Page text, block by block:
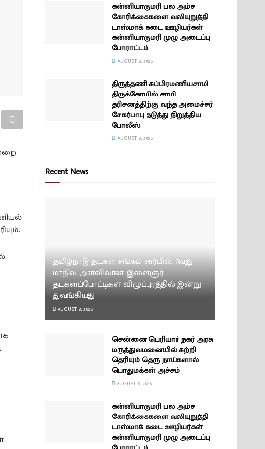
கன்னியாகுமரி பல அம்ச
கோரிக்கைகளை வலியுறுத்தி
டாஸ்மாக் கடை ஊழியர்கள்
கன்னியாகுமரி முழு அடைப்பு
போராட்டம்
AUGUST 8, 2026
திருத்தணி சுப்பிரமணியசாமி
திருக்கோயில் சாமி
தரிசனத்திற்கு வந்த அமைச்சர்
சேகர்பாபு தடுத்து நிறுத்திய
போலீஸ்
AUGUST 8, 2026
Recent News
தமிழ்நாடு தடகள சங்கம் சார்பில், 7வது
மாநில அளவிலான இளைஞர்
தடகளப்போட்டிகள் விழுப்புரத்தில் இன்று
துவங்கியது
AUGUST 8, 2026
சென்னை பெரியார் நகர் அரசு
மருத்துவமனையில் சுற்றி
தெரியும் தெரு நாய்களால்
பொதுமக்கள் அச்சம்
AUGUST 8, 2026
கன்னியாகுமரி பல அம்ச
கோரிக்கைகளை வலியுறுத்தி
டாஸ்மாக் கடை ஊழியர்கள்
கன்னியாகுமரி முழு அடைப்பு